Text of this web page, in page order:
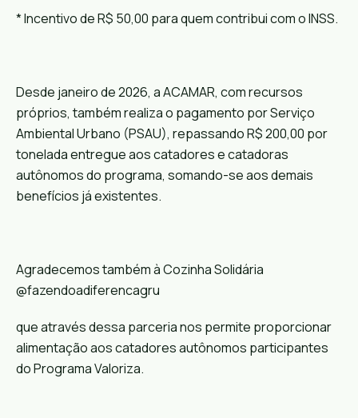
* Incentivo de R$ 50,00 para quem contribui com o INSS.
Desde janeiro de 2026, a ACAMAR, com recursos
próprios, também realiza o pagamento por Serviço
Ambiental Urbano (PSAU), repassando R$ 200,00 por
tonelada entregue aos catadores e catadoras
autônomos do programa, somando-se aos demais
benefícios já existentes.
Agradecemos também à Cozinha Solidária
@fazendoadiferencagru
que através dessa parceria nos permite proporcionar
alimentação aos catadores autônomos participantes
do Programa Valoriza.